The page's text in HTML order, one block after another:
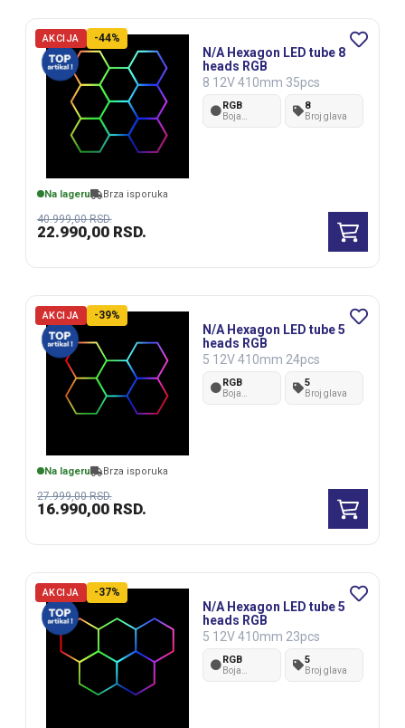
AKCIJA -44%
Na lageru Brza isporuka
40.999,00RSD.
22.990,00 RSD.
N/A Hexagon LED tube 8
heads RGB
8 12V 410mm 35pcs
RGB
Boja
8
Broj glava
AKCIJA -39%
Na lageru Brza isporuka
27.999,00RSD.
16.990,00 RSD.
N/A Hexagon LED tube 5
heads RGB
5 12V 410mm 24pcs
RGB
Boja
5
Broj glava
AKCIJA -37%
N/A Hexagon LED tube 5
heads RGB
5 12V 410mm 23pcs
RGB
Boja
5
Broj glava